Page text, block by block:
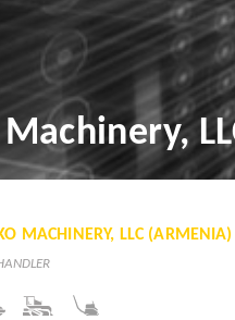
Machinery,
MACHINERY, LLC (ARMENIA)